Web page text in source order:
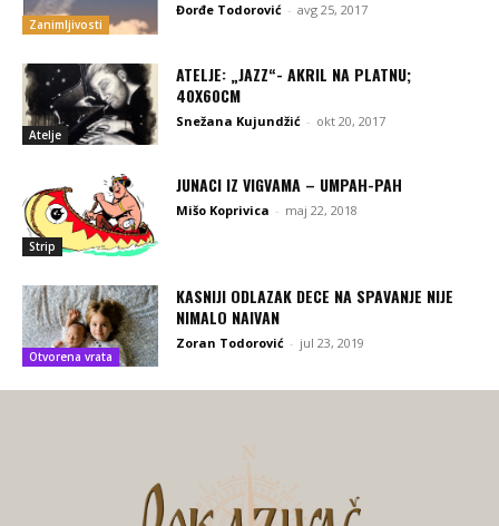
Zanimljivosti
Đorđe Todorović - avg 25, 2017
Atelje
ATELJE: „JAZZ“- AKRIL NA PLATNU;
40X60CM
Snežana Kujundžić - okt 20, 2017
Strip
JUNACI IZ VIGVAMA – UMPAH-PAH
Mišo Koprivica - maj 22, 2018
Otvorena vrata
KASNIJI ODLAZAK DECE NA SPAVANJE NIJE
NIMALO NAIVAN
Zoran Todorović - jul 23, 2019